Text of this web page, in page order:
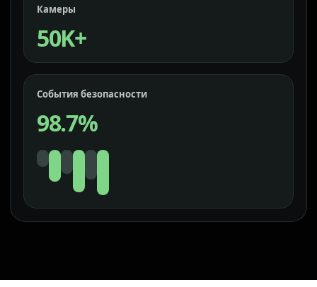
Камеры
50K+
События безопасности
98.7%